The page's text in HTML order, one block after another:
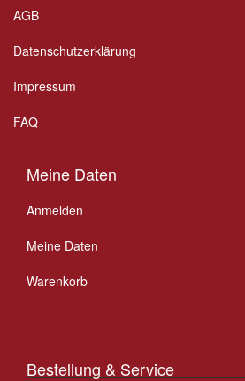
AGB
Datenschutzerklärung
Impressum
FAQ
Meine Daten
Anmelden
Meine Daten
Warenkorb
Bestellung & Service